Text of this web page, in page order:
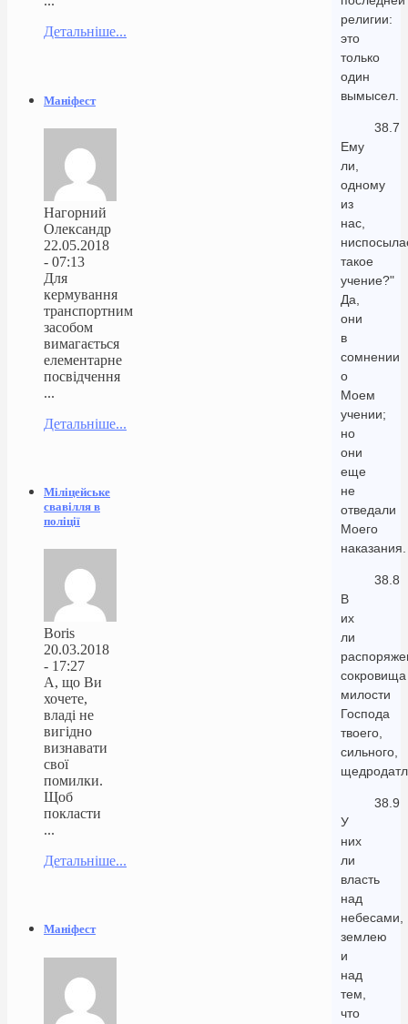
религии:
это
только
один
вымысел.
38.7
Ему
ли,
одному
из
нас,
такое
учение?"
Да,
они
в
сомнении
о
Моем
учении;
но
они
еще
не
отведали
Моего
наказания.
38.8
В
их
ли
сокровища
милости
Господа
твоего,
сильного,
38.9
У
них
ли
власть
над
небесами,
землею
и
над
тем,
что
Детальніше...
Маніфест
Нагорний
Олександр
22.05.2018
- 07:13
Для
кермування
транспортним
засобом
вимагається
елементарне
посвідчення
...
Детальніше...
Міліцейське
свавілля в
поліції
Boris
20.03.2018
- 17:27
А, що Ви
хочете,
владі не
вигідно
визнавати
свої
помилки.
Щоб
покласти
...
Детальніше...
Маніфест